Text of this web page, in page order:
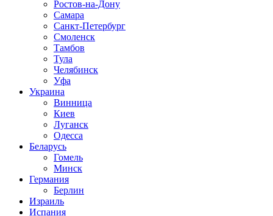
Ростов-на-Дону
Самара
Санкт-Петербург
Смоленск
Тамбов
Тула
Челябинск
Уфа
Украина
Винница
Киев
Луганск
Одесса
Беларусь
Гомель
Минск
Германия
Берлин
Израиль
Испания